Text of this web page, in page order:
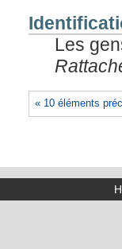
Les
« 10 éléments